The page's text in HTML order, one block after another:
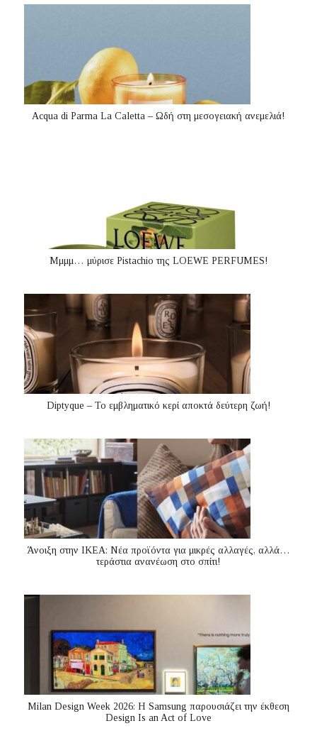
Acqua di Parma La Caletta – Ωδή στη μεσογειακή ανεμελιά!
Μμμμ… μύρισε Pistachio της LOEWE PERFUMES!
Diptyque – Το εμβληματικό κερί αποκτά δεύτερη ζωή!
Άνοιξη στην ΙΚΕΑ: Νέα προϊόντα για μικρές αλλαγές, αλλά…
τεράστια ανανέωση στο σπίτι!
Milan Design Week 2026: Η Samsung παρουσιάζει την έκθεση
Design Is an Act of Love